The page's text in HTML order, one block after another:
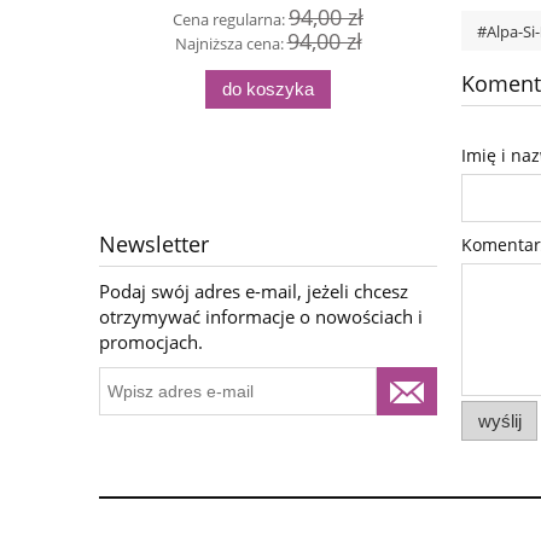
Cena regularna:94,00 zł
Najniższa cena:94,00 zł
do koszyka
Newsletter
Podaj swój adres e-mail, jeżeli chcesz
otrzymywać informacje o nowościach i
promocjach.
#Alpa-
Imię i
wyślij